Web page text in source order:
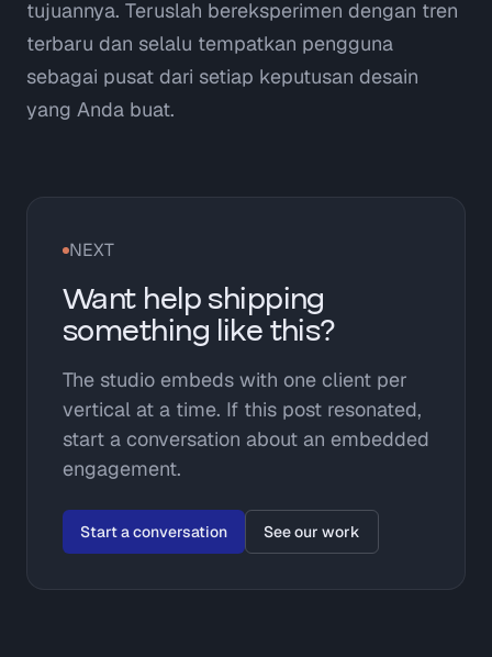
tujuannya. Teruslah bereksperimen dengan tren
terbaru dan selalu tempatkan pengguna
sebagai pusat dari setiap keputusan desain
yang Anda buat.
NEXT
Want help shipping
something like this?
The studio embeds with one client per
vertical at a time. If this post resonated,
start a conversation about an embedded
engagement.
Start a conversation See our work